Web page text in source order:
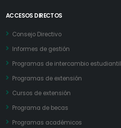
ACCESOS DIRECTOS
Consejo Directivo
Informes de gestión
Programas de intercambio estudiantil
Programas de extensión
Cursos de extensión
Programa de becas
Programas académicos